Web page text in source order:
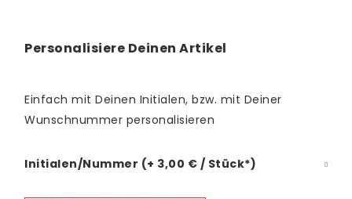
Personalisiere Deinen Artikel
Einfach mit Deinen Initialen, bzw. mit Deiner
Wunschnummer personalisieren
Initialen/Nummer (+ 3,00 € / Stück*)